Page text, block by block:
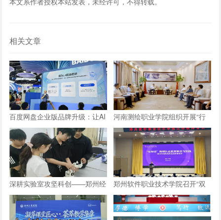
相关文章
百度网盘企业版品牌升级：让AI
长在数字资产上，成就“超级组
织”
河南测绘职业学院组织开展“行
走的思政课”实践教学活动
深耕实验室攻坚科创——郑州经
贸学院学子自研仿生机械手
郑州软件职业技术学院召开“双
师型”教师认定政策及企业实践
专项解读会议